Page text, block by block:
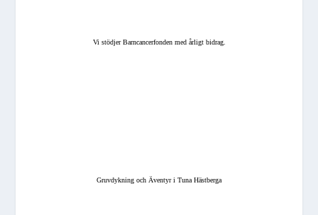
Vi stödjer Barncancerfonden med årligt bidrag.
Gruvdykning och Äventyr i Tuna Hästberga